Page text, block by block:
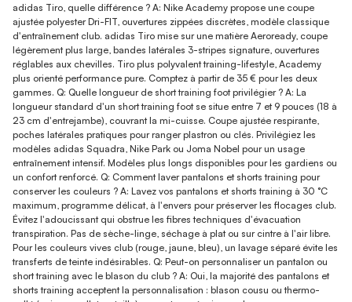
adidas Tiro, quelle différence ? A: Nike Academy propose une coupe
ajustée polyester Dri-FIT, ouvertures zippées discrètes, modèle classique
d'entraînement club. adidas Tiro mise sur une matière Aeroready, coupe
légèrement plus large, bandes latérales 3-stripes signature, ouvertures
réglables aux chevilles. Tiro plus polyvalent training-lifestyle, Academy
plus orienté performance pure. Comptez à partir de 35 € pour les deux
gammes. Q: Quelle longueur de short training foot privilégier ? A: La
longueur standard d'un short training foot se situe entre 7 et 9 pouces (18 à
23 cm d'entrejambe), couvrant la mi-cuisse. Coupe ajustée respirante,
poches latérales pratiques pour ranger plastron ou clés. Privilégiez les
modèles adidas Squadra, Nike Park ou Joma Nobel pour un usage
entraînement intensif. Modèles plus longs disponibles pour les gardiens ou
un confort renforcé. Q: Comment laver pantalons et shorts training pour
conserver les couleurs ? A: Lavez vos pantalons et shorts training à 30 °C
maximum, programme délicat, à l'envers pour préserver les flocages club.
Évitez l'adoucissant qui obstrue les fibres techniques d'évacuation
transpiration. Pas de sèche-linge, séchage à plat ou sur cintre à l'air libre.
Pour les couleurs vives club (rouge, jaune, bleu), un lavage séparé évite les
transferts de teinte indésirables. Q: Peut-on personnaliser un pantalon ou
short training avec le blason du club ? A: Oui, la majorité des pantalons et
shorts training acceptent la personnalisation : blason cousu ou thermo-